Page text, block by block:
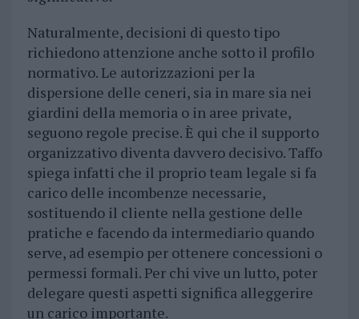
Naturalmente, decisioni di questo tipo
richiedono attenzione anche sotto il profilo
normativo. Le autorizzazioni per la
dispersione delle ceneri, sia in mare sia nei
giardini della memoria o in aree private,
seguono regole precise. È qui che il supporto
organizzativo diventa davvero decisivo. Taffo
spiega infatti che il proprio team legale si fa
carico delle incombenze necessarie,
sostituendo il cliente nella gestione delle
pratiche e facendo da intermediario quando
serve, ad esempio per ottenere concessioni o
permessi formali. Per chi vive un lutto, poter
delegare questi aspetti significa alleggerire
un carico importante.